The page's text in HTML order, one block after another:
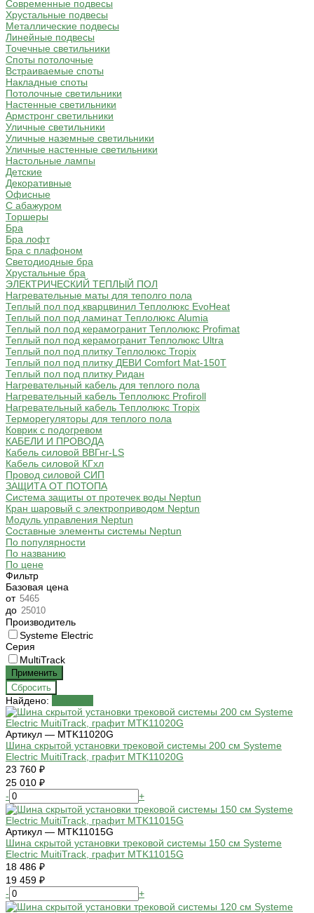
Современные подвесы
Хрустальные подвесы
Металлические подвесы
Линейные подвесы
Точечные светильники
Споты потолочные
Встраиваемые споты
Накладные споты
Потолочные светильники
Настенные светильники
Армстронг светильники
Уличные светильники
Уличные наземные светильники
Уличные настенные светильники
Настольные лампы
Детские
Декоративные
Офисные
С абажуром
Торшеры
Бра
Бра лофт
Бра с плафоном
Светодиодные бра
Хрустальные бра
ЭЛЕКТРИЧЕСКИЙ ТЕПЛЫЙ ПОЛ
Нагревательные маты для теполго пола
Теплый пол под кварцвинил Теплолюкс EvoHeat
Теплый пол под ламинат Теплолюкс Alumia
Теплый пол под керамогранит Теплолюкс Profimat
Теплый пол под керамогранит Теплолюкс Ultra
Теплый пол под плитку Теплолюкс Tropix
Теплый пол под плитку ДЕВИ Comfort Mat-150T
Теплый пол под плитку Ридан
Нагревательный кабель для теплого пола
Нагревательный кабель Теплолюкс Profiroll
Нагревательный кабель Теплолюкс Tropix
Терморегуляторы для теплого пола
Коврик с подогревом
КАБЕЛИ И ПРОВОДА
Кабель силовой ВВГнг-LS
Кабель силовой КГхл
Провод силовой СИП
ЗАЩИТА ОТ ПОТОПА
Система защиты от протечек воды Neptun
Кран шаровый с электроприводом Neptun
Модуль управления Neptun
Составные элементы системы Neptun
По популярности
По названию
По цене
Фильтр
Базовая цена
от
до
Производитель
Systeme Electric
Серия
MultiTrack
Найдено:
Артикул — MTK11020G
Шина скрытой установки трековой системы 200 см Systeme
Electric MuitiTrack, графит MTK11020G
23 760 ₽
25 010 ₽
-
+
Артикул — MTK11015G
Шина скрытой установки трековой системы 150 см Systeme
Electric MuitiTrack, графит MTK11015G
18 486 ₽
19 459 ₽
-
+